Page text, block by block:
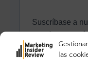
las